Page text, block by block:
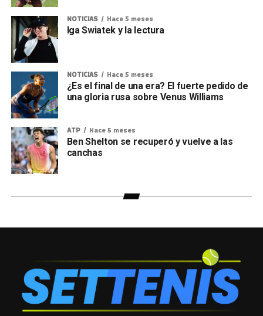
NOTICIAS Hace 5 meses
Iga Swiatek y la lectura
NOTICIAS Hace 5 meses
¿Es el final de una era? El fuerte pedido de
una gloria rusa sobre Venus Williams
ATP Hace 5 meses
Ben Shelton se recuperó y vuelve a las
canchas